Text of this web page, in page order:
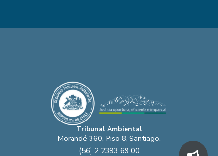
Tribunal Ambiental
Morandé 360, Piso 8, Santiago.
(56) 2 2393 69 00